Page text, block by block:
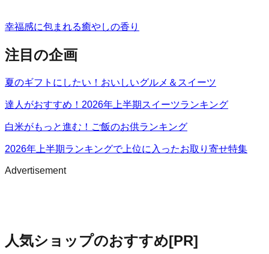
幸福感に包まれる癒やしの香り
注目の企画
夏のギフトにしたい！おいしいグルメ＆スイーツ
達人がおすすめ！2026年上半期スイーツランキング
白米がもっと進む！ご飯のお供ランキング
2026年上半期ランキングで上位に入ったお取り寄せ特集
Advertisement
人気ショップのおすすめ[PR]